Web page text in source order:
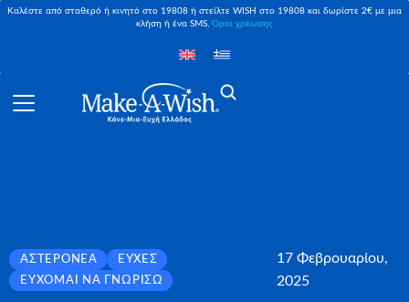
Καλέστε από σταθερό ή κινητό στο 19808 ή στείλτε WISH στο 19808 και δωρίστε 2€ με μια
κλήση ή ένα SMS,Όροι χρέωσης
ΑΣΤΕΡΟΝΈΑ
ΕΥΧΈΣ
ΕΎΧΟΜΑΙ ΝΑ ΓΝΩΡΊΣΩ
17 Φεβρουαρίου,
2025